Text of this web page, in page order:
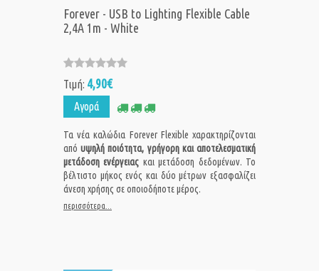
Forever - USB to Lighting Flexible Cable
2,4A 1m - White
Τιμή: 4,90€
Αγορά
Τα νέα καλώδια Forever Flexible χαρακτηρίζονται
απόυψηλή ποιότητα, γρήγορη και αποτελεσματική
μετάδοση ενέργειας και μετάδοση δεδομένων. Το
βέλτιστο μήκος ενός και δύο μέτρων εξασφαλίζει
άνεση χρήσης σε οποιοδήποτε μέρος.
περισσότερα...